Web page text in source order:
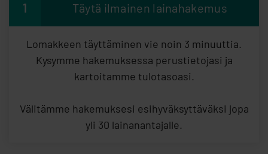
1 Täytä ilmainen lainahakemus
Lomakkeen täyttäminen vie noin 3 minuuttia.
Kysymme hakemuksessa perustietojasi ja
kartoitamme tulotasoasi.
Välitämme hakemuksesi esihyväksyttäväksi jopa
yli 30 lainanantajalle.